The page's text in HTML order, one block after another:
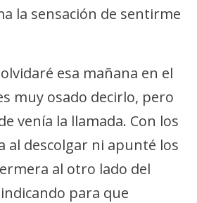
la sensación de sentirme
esa mañana en el
muy osado decirlo, pero
venía la llamada. Con los
al descolgar ni apunté los
al otro lado del
para que